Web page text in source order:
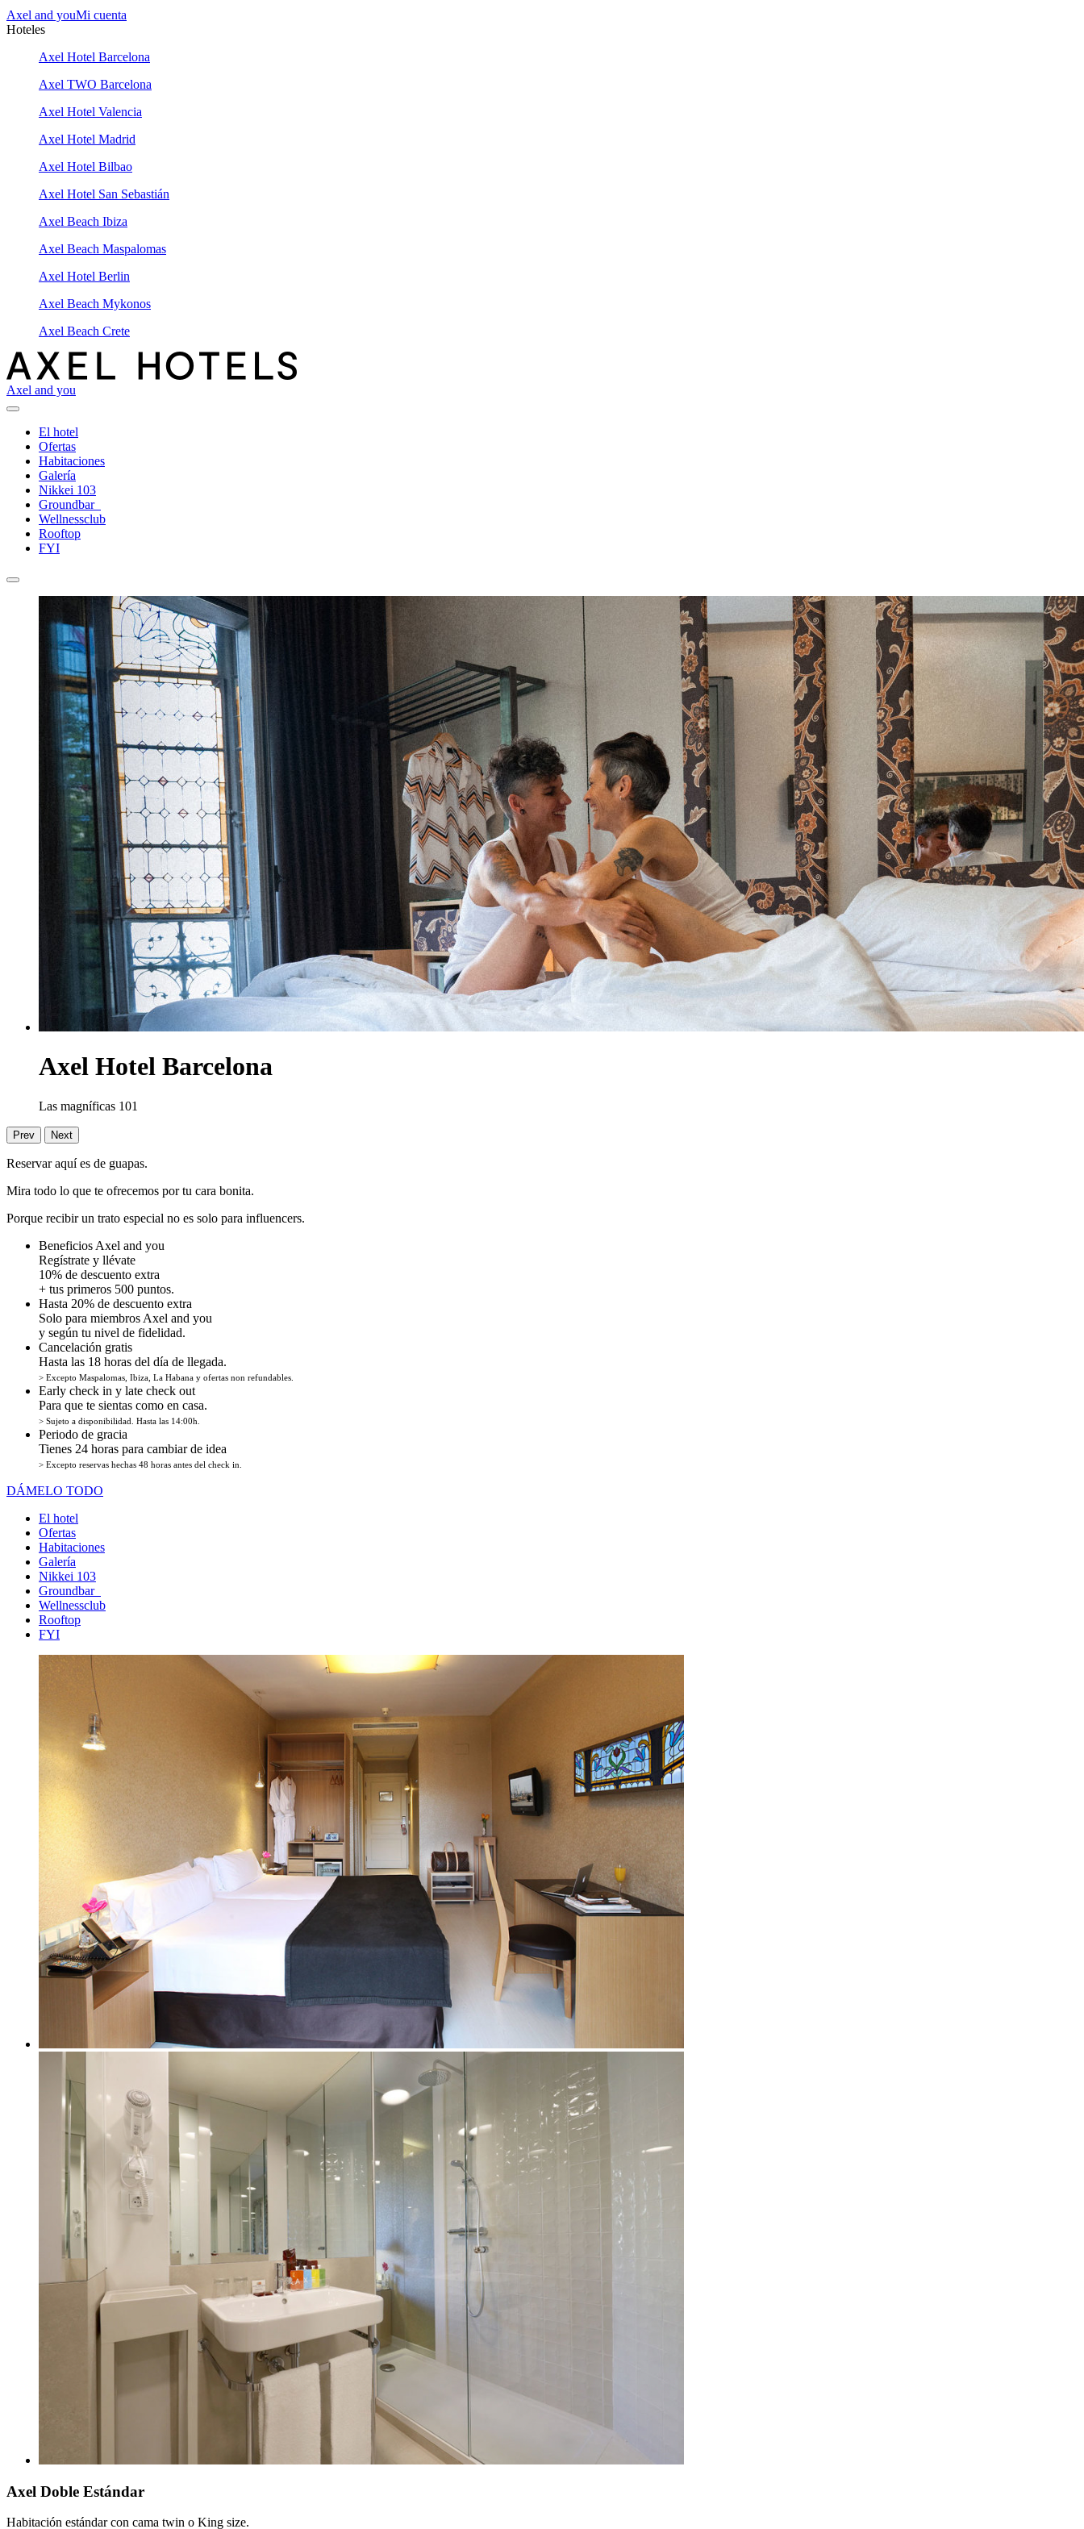
Axel and youMi cuenta
Hoteles
Axel Hotel Barcelona
Axel TWO Barcelona
Axel Hotel Valencia
Axel Hotel Madrid
Axel Hotel Bilbao
Axel Hotel San Sebastián
Axel Beach Ibiza
Axel Beach Maspalomas
Axel Hotel Berlin
Axel Beach Mykonos
Axel Beach Crete
Axel and you
El hotel
Ofertas
Habitaciones
Galería
Nikkei 103
Groundbar
Wellnessclub
Rooftop
FYI
Axel Hotel Barcelona
Las magníficas 101
Prev Next
Reservar aquí es de guapas.
Mira todo lo que te ofrecemos por tu cara bonita.
Porque recibir un trato especial no es solo para influencers.
Beneficios Axel and you
Regístrate y llévate
10% de descuento extra
+ tus primeros 500 puntos.
Hasta 20% de descuento extra
Solo para miembros Axel and you
y según tu nivel de fidelidad.
Cancelación gratis
Hasta las 18 horas del día de llegada.
> Excepto Maspalomas, Ibiza, La Habana y ofertas non refundables.
Early check in y late check out
Para que te sientas como en casa.
> Sujeto a disponibilidad. Hasta las 14:00h.
Periodo de gracia
Tienes 24 horas para cambiar de idea
> Excepto reservas hechas 48 horas antes del check in.
DÁMELO TODO
El hotel
Ofertas
Habitaciones
Galería
Nikkei 103
Groundbar
Wellnessclub
Rooftop
FYI
Axel Doble Estándar
Habitación estándar con cama twin o King size.